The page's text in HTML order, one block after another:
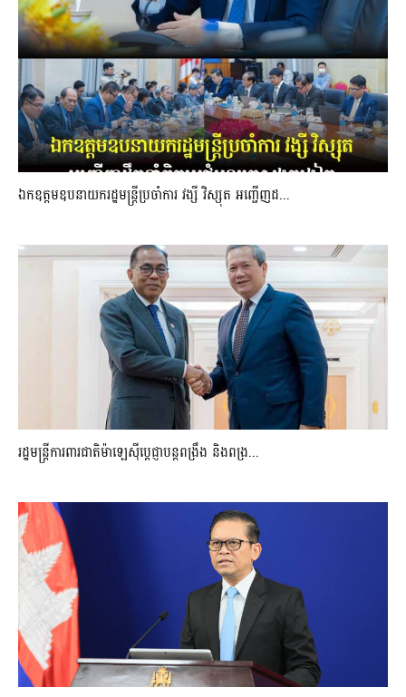
ឯកឧត្តមឧបនាយករដ្ឋមន្រ្តីប្រចាំការ វង្សី វិស្សុត អញ្ជើញដ...
រដ្ឋមន្ត្រីការពារជាតិម៉ាឡេស៊ីប្ដេជ្ញាបន្តពង្រឹង និងពង្រ...